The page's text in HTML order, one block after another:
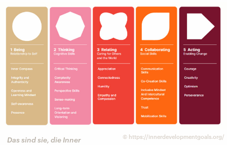
© https://innerdevelopmentgoals.org/
Das sind sie, die Inner